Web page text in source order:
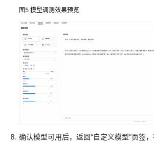
图5 模型调测效果预览
确认模型可用后，返回“自定义模型”页签